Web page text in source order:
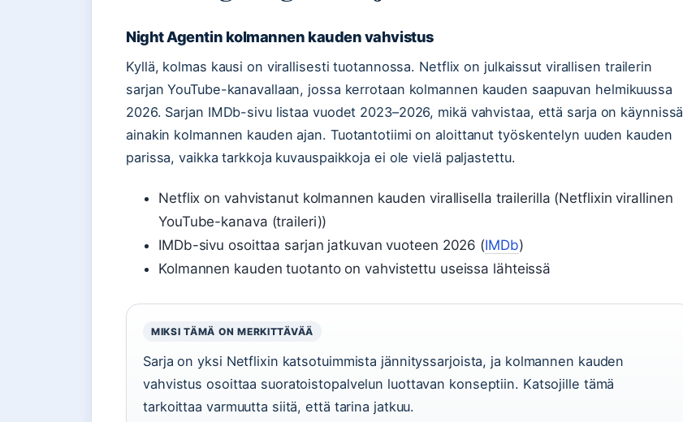
Night Agentin kolmannen kauden vahvistus
Kyllä, kolmas kausi on virallisesti tuotannossa. Netflix on julkaissut virallisen trailerin
sarjan YouTube-kanavallaan, jossa kerrotaan kolmannen kauden saapuvan helmikuussa
2026. Sarjan IMDb-sivu listaa vuodet 2023–2026, mikä vahvistaa, että sarja on käynnissä
ainakin kolmannen kauden ajan. Tuotantotiimi on aloittanut työskentelyn uuden kauden
parissa, vaikka tarkkoja kuvauspaikkoja ei ole vielä paljastettu.
Netflix on vahvistanut kolmannen kauden virallisella trailerilla (Netflixin virallinen
YouTube-kanava (traileri))
IMDb-sivu osoittaa sarjan jatkuvan vuoteen 2026 (IMDb)
Kolmannen kauden tuotanto on vahvistettu useissa lähteissä
MIKSI TÄMÄ ON MERKITTÄVÄÄ
Sarja on yksi Netflixin katsotuimmista jännityssarjoista, ja kolmannen kauden
vahvistus osoittaa suoratoistopalvelun luottavan konseptiin. Katsojille tämä
tarkoittaa varmuutta siitä, että tarina jatkuu.